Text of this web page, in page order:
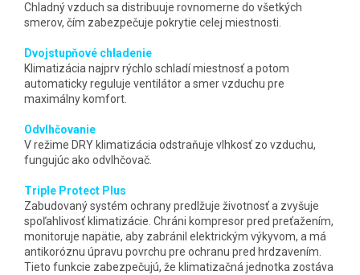
Chladný vzduch sa distribuuje rovnomerne do všetkých
smerov, čím zabezpečuje pokrytie celej miestnosti.
Dvojstupňové chladenie
Klimatizácia najprv rýchlo schladí miestnosť a potom
automaticky reguluje ventilátor a smer vzduchu pre
maximálny komfort.
Odvlhčovanie
V režime DRY klimatizácia odstraňuje vlhkosť zo vzduchu,
fungujúc ako odvlhčovač.
Triple Protect Plus
Zabudovaný systém ochrany predlžuje životnosť a zvyšuje
spoľahlivosť klimatizácie. Chráni kompresor pred preťažením,
monitoruje napätie, aby zabránil elektrickým výkyvom, a má
antikoróznu úpravu povrchu pre ochranu pred hrdzavením.
Tieto funkcie zabezpečujú, že klimatizačná jednotka zostáva